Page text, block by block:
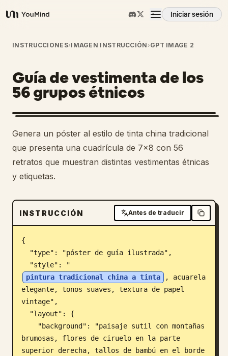
YouMind
Iniciar sesión
Resumen
Casos de uso
Habilidades
Prompts
Precios
Descargar
Blog
Actualizaciones
INSTRUCCIONES›IMAGEN INSTRUCCIÓN ›GPT IMAGE 2
Guía de vestimenta de los
56 grupos étnicos
Genera un póster al estilo de tinta china tradicional
que presenta una cuadrícula de 7x8 con 56
retratos que muestran distintas vestimentas étnicas
y etiquetas.
INSTRUCCIÓN Antes de traducir
{
  "style": "
pintura tradicional china a tinta
, acuarela
elegante, tonos suaves, textura de papel
vintage",
brumosas, flores de ciruelo en la parte
superior derecha, tallos de bambú en el borde